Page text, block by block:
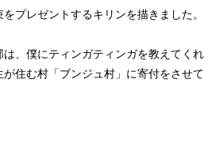
プレゼントするキリンを描きました。
、僕にティンガティンガを教えてくれ
住む村「ブンジュ村」に寄付をさせて